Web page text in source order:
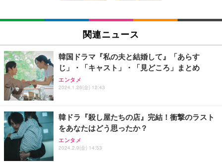
SIHOO B100 オフィスチェア／デスクチェア メッシ
ュチェア 人間工学 疲れない ブラック
￥27,999
Sezlife オフィスチェア デスクチェア 疲れない テレ
ワーク チェア 強化バックレスト 30度ロッキング機
能 人間工学 椅子 腰サポート 90度跳ね上げ式アーム
ョン PCチェア 通気性メッシュ ゲーミング/勉強/事
務用 おしゃれ パソコンチェア (ブラック)
Sezlife オフィスチェア デスクチェア 疲れない テレ
ワーク チェア 強化バックレスト 30度ロッキング機
能 人間工学 椅子 腰サポート 90度跳ね上げ式アーム
EIZO ビジネス向けプレミアムモニター | FlexScan
￥109,572
【純正品】27"ゲーミングモニター DualSense 充電
フック付き（CFI-ZDM1J）
【整備済み品】Dell E2724HS 27インチ 液晶モニタ
ー フルHD（1920×1080）VA 非光沢 HDMI/DisplayP
ort/VGA スピーカー内蔵 高さ調整 スイベル VESA対
Amazonベーシック ペットシーツ 厚型 ワイド 42枚
x2袋(84枚) ホワイト(吸収面:ライトブルー)
￥3,234
ネオ・ルーライフ ネオ・オムツ L 中型犬用 26枚入
り 単品
Smart Basic(スマートベーシック) 【Amazon.co.jp
限定】 Smart Basic アイリスオーヤマ ペットシーツ
超厚型 お徳用 ワイド 100枚入 (x 1) (ケース販売)
関連ニュース
韓国ドラマ『私の夫と結婚して』「あらす
じ」・「キャスト」・「見どころ」まとめ
エンタメ
2024.1.26(金) 12:43
韓ドラ『殺し屋たちの店』完結！衝撃のラスト
をあなたはどう思ったか？
エンタメ
2024.2.9(金) 14:53